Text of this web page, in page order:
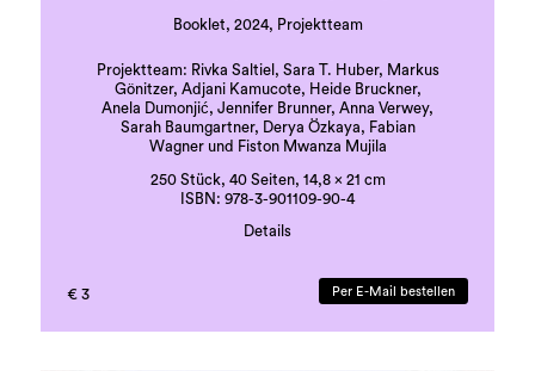
Booklet, 2024, Projektteam
Projektteam: Rivka Saltiel, Sara T. Huber, Markus
Gönitzer, Adjani Kamucote, Heide Bruckner,
Anela Dumonjić, Jennifer Brunner, Anna Verwey,
Sarah Baumgartner, Derya Özkaya, Fabian
Wagner und Fiston Mwanza Mujila
250 Stück, 40 Seiten, 14,8 x 21 cm
ISBN: 978-3-901109-90-4
Details
koloniale-
verstrickungen_broschure-1.pdf
€ 3 Per E-Mail bestellen